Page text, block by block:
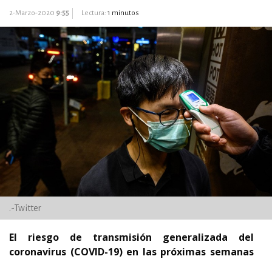
2-Marzo-2020 9:55 Lectura: 1 minutos
.-Twitter
El riesgo de transmisión generalizada del
coronavirus (COVID-19) en las próximas semanas